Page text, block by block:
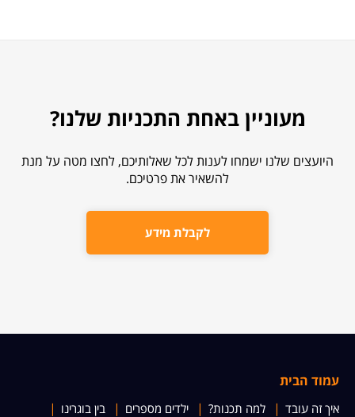
מעוניין באחת התכניות שלנו?
היועצים שלנו ישמחו לענות לכל שאלותיכם, לחצו מטה על מנת
להשאיר את פרטיכם.
לקבלת מידע
עמוד הבית
איך זה עובד למה תכנות? ילדים מספרים בין בוגרינו